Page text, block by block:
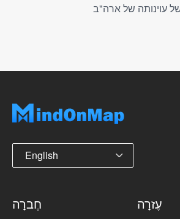
עוינותה של ארה"ב
English
חֶברָה עֶזרָה